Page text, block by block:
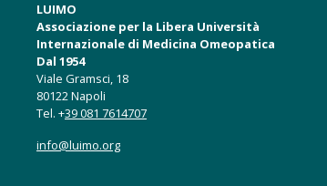
LUIMO
Associazione per la Libera Università
Internazionale di Medicina Omeopatica
Dal 1954
Viale Gramsci, 18
80122 Napoli
Tel. +39 081 7614707
info@luimo.org